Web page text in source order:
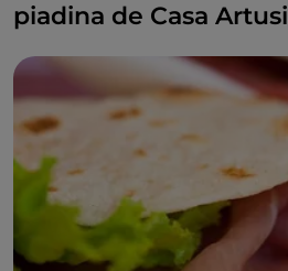
piadina de Casa Artusi